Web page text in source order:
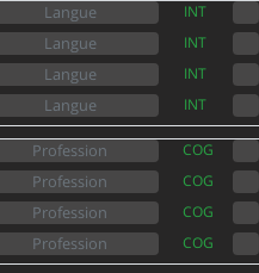
INT
INT
INT
INT
COG
COG
COG
COG